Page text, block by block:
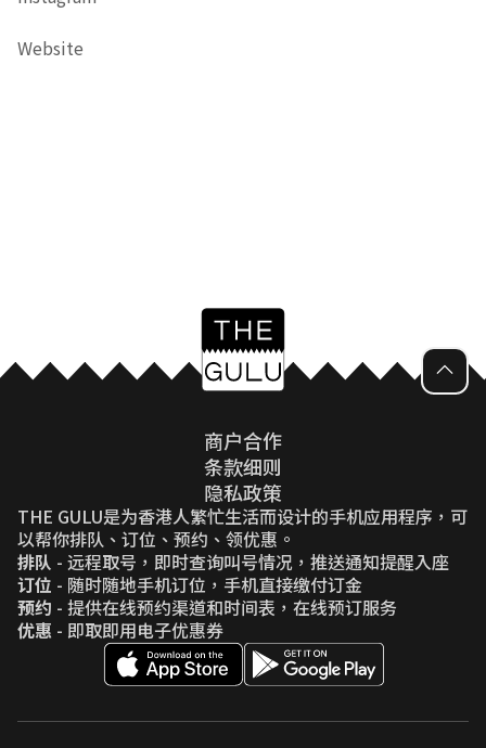
Website
商户合作
条款细则
隐私政策
THE GULU是为香港人繁忙生活而设计的手机应用程序，可
以帮你排队、订位、预约、领优惠。
排队 - 远程取号，即时查询叫号情况，推送通知提醒入座
订位 - 随时随地手机订位，手机直接缴付订金
预约 - 提供在线预约渠道和时间表，在线预订服务
优惠 - 即取即用电子优惠券